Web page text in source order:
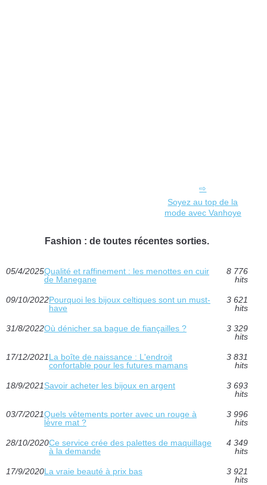
Soyez au top de la
mode avec Vanhoye
Fashion : de toutes récentes sorties.
05/4/2025Qualité et raffinement : les menottes en cuir
de Manegane
8 776
hits
09/10/2022Pourquoi les bijoux celtiques sont un must-
have
3 621
hits
31/8/2022Où dénicher sa bague de fiançailles ?
3 329
hits
17/12/2021La boîte de naissance : L'endroit
confortable pour les futures mamans
3 831
hits
18/9/2021Savoir acheter les bijoux en argent
3 693
hits
03/7/2021Quels vêtements porter avec un rouge à
lèvre mat ?
3 996
hits
28/10/2020Ce service crée des palettes de maquillage
à la demande
4 349
hits
17/9/2020La vraie beauté à prix bas
3 921
hits